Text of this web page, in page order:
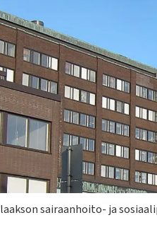
sairaanhoito- ja